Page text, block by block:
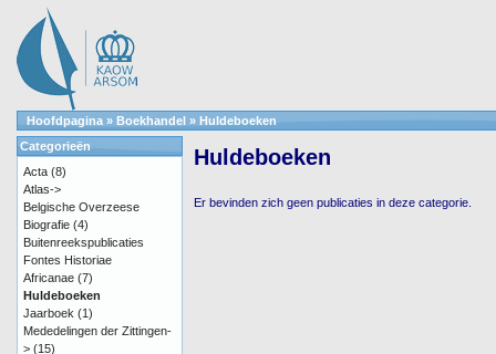
Hoofdpagina » Boekhandel » Huldeboeken
Huldeboeken
Er bevinden zich geen publicaties in deze categorie.
Categorieën
Acta (8)
Atlas->
Belgische Overzeese
Biografie (4)
Buitenreekspublicaties
Fontes Historiae
Africanae (7)
Huldeboeken
Jaarboek (1)
Mededelingen der Zittingen-
> (15)